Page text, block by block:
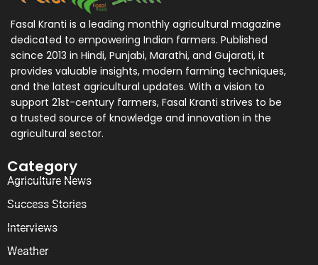
Fasal Kranti is a leading monthly agricultural magazine
dedicated to empowering Indian farmers. Published
scince 2013 in Hindi, Punjabi, Marathi, and Gujarati, it
provides valuable insights, modern farming techniques,
and the latest agricultural updates. With a vision to
support 21st-century farmers, Fasal Kranti strives to be
a trusted source of knowledge and innovation in the
agricultural sector.
Category
Agriculture News
Success Stories
Interviews
Weather